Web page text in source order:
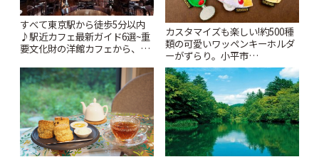
すべて東京駅から徒歩5分以内
♪駅近カフェ最新ガイド6選~重
要文化財の洋館カフェから、改
りっぷ
カスタマイズも楽しい!約500種
類の可愛いワッペンキーホルダ
ーがずらり。小平市
「Kimamaya T&K」 | ことりっ
ぷ